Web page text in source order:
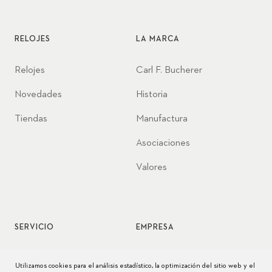
RELOJES
Relojes
Novedades
Tiendas
LA MARCA
Carl F. Bucherer
Historia
Manufactura
Asociaciones
Valores
SERVICIO EMPRESA
Utilizamos cookies para el análisis estadístico, la optimización del sitio web y el